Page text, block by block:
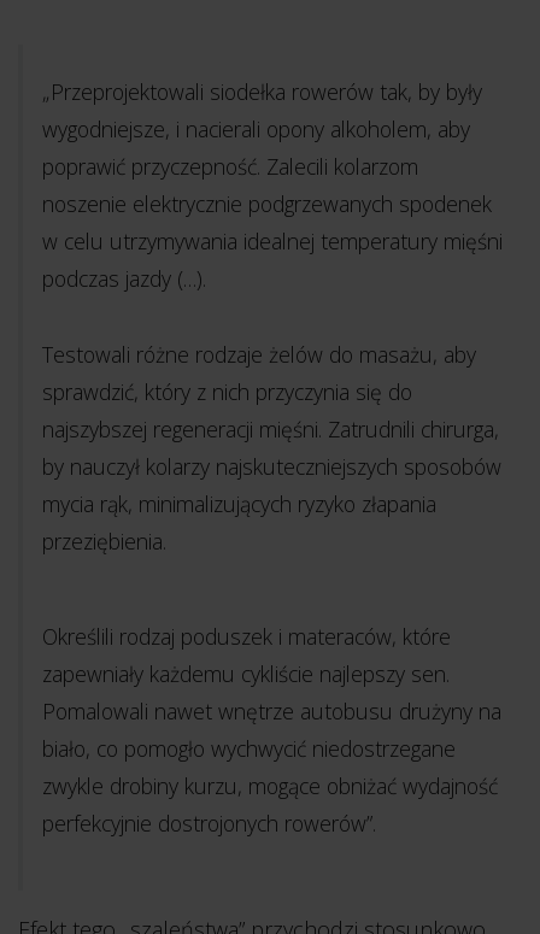
„Przeprojektowali siodełka rowerów tak, by były
wygodniejsze, i nacierali opony alkoholem, aby
poprawić przyczepność. Zalecili kolarzom
noszenie elektrycznie podgrzewanych spodenek
w celu utrzymywania idealnej temperatury mięśni
podczas jazdy (…).
Testowali różne rodzaje żelów do masażu, aby
sprawdzić, który z nich przyczynia się do
najszybszej regeneracji mięśni. Zatrudnili chirurga,
by nauczył kolarzy najskuteczniejszych sposobów
mycia rąk, minimalizujących ryzyko złapania
przeziębienia.
Określili rodzaj poduszek i materaców, które
zapewniały każdemu cykliście najlepszy sen.
Pomalowali nawet wnętrze autobusu drużyny na
biało, co pomogło wychwycić niedostrzegane
zwykle drobiny kurzu, mogące obniżać wydajność
perfekcyjnie dostrojonych rowerów”.